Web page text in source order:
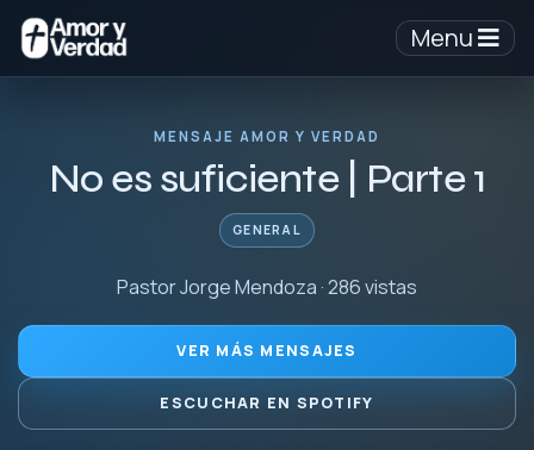
Menu
MENSAJE AMOR Y VERDAD
No es suficiente | Parte 1
GENERAL
Pastor Jorge Mendoza · 286 vistas
VER MÁS MENSAJES
ESCUCHAR EN SPOTIFY